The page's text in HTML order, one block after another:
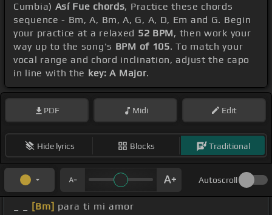
Cumbia) Así Fue chords, Practice these chords
sequence - Bm, A, Bm, A, G, A, D, Em and G. Begin
your practice at a relaxed 52 BPM, then work your
way up to the song's BPM of 105. To match your
vocal range and chord inclination, adjust the capo
in line with the key: A Major.
PDF Midi Edit
Hide lyrics Blocks Traditional
Autoscroll
[Bm] para ti mi amor